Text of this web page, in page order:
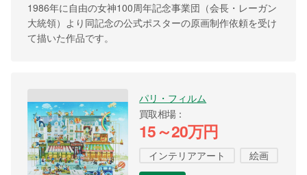
1986年に自由の女神100周年記念事業団（会長・レーガン
大統領）より同記念の公式ポスターの原画制作依頼を受け
て描いた作品です。
パリ・フィルム
買取相場
15～20万円
インテリアアート 絵画